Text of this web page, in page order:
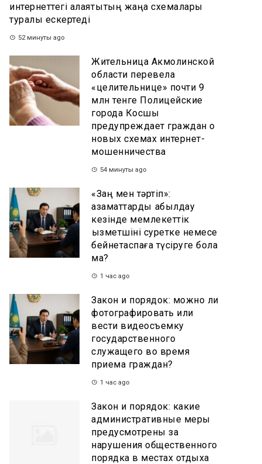
интернеттегі алаяқтықтың жаңа схемалары
туралы ескертеді
52 минуты ago
Жительница Акмолинской
области перевела
«целительнице» почти 9
млн тенге Полицейские
города Косшы
предупреждает граждан о
новых схемах интернет-
мошенничества
54 минуты ago
«Заң мен тәртіп»:
азаматтарды қабылдау
кезінде мемлекеттік
қызметшіні суретке немесе
бейнетаспаға түсіруге бола
ма?
1 час ago
Закон и порядок: можно ли
фотографировать или
вести видеосъемку
государственного
служащего во время
приема граждан?
1 час ago
Закон и порядок: какие
административные меры
предусмотрены за
нарушения общественного
порядка в местах отдыха